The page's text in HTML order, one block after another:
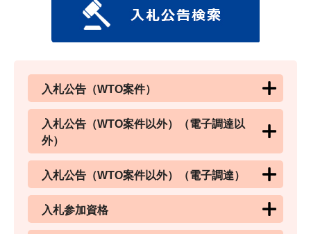
入札公告（WTO案件）
入札公告（WTO案件以外）（電子調達以
外）
入札公告（WTO案件以外）（電子調達）
入札参加資格